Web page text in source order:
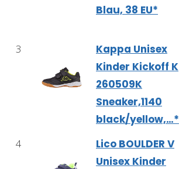
Blau, 38 EU*
3
Kappa Unisex
Kinder Kickoff K
260509K
Sneaker,1140
black/yellow,…*
4
Lico BOULDER V
Unisex Kinder